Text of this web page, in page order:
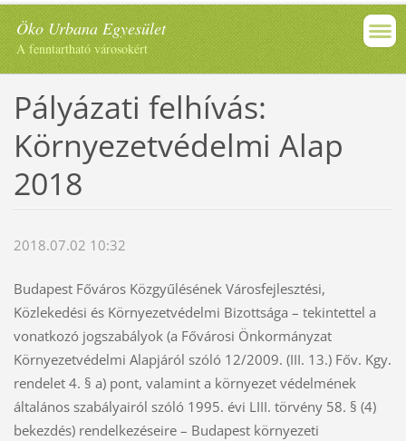
Öko Urbana Egyesület
A fenntartható városokért
Pályázati felhívás:
Környezetvédelmi Alap
2018
2018.07.02 10:32
Budapest Főváros Közgyűlésének Városfejlesztési,
Közlekedési és Környezetvédelmi Bizottsága – tekintettel a
vonatkozó jogszabályok (a Fővárosi Önkormányzat
Környezetvédelmi Alapjáról szóló 12/2009. (III. 13.) Főv. Kgy.
rendelet 4. § a) pont, valamint a környezet védelmének
általános szabályairól szóló 1995. évi LIII. törvény 58. § (4)
bekezdés) rendelkezéseire – Budapest környezeti